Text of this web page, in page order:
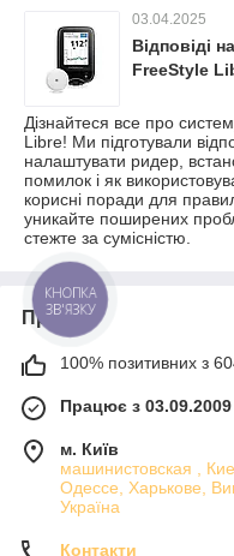
03.04.2025
Відповіді
FreeStyle
Дізнайтеся все про
Libre! Ми підготували
налаштувати ридер,
помилок і як
корисні поради для
уникайте поширених
стежте за сумісністю.
Про нас
100% позитивних з
Працює з 03.09.2009
м. Київ
машинистовская ,
Одессе, Харькове,
Україна
Контакти
КНОПКА
ЗВ'ЯЗКУ